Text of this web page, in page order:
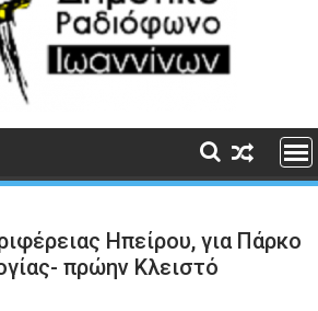
Ηπείρου, για Πάρκο
πρώην Κλειστό